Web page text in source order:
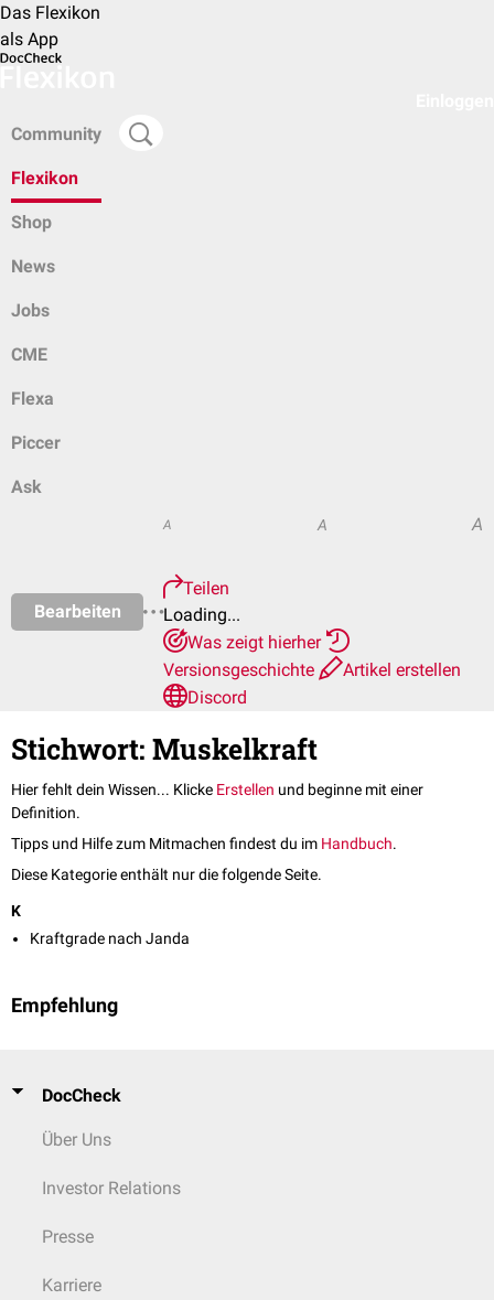
Das Flexikon
als App
Community
Flexikon
Shop
News
Jobs
CME
Flexa
Piccer
Ask
Bearbeiten
A A A
Teilen
Loading...
Was zeigt hierher
Versionsgeschichte
Artikel erstellen
Discord
Stichwort: Muskelkraft
Hier fehlt dein Wissen... Klicke Erstellen und beginne mit einer
Definition.
Tipps und Hilfe zum Mitmachen findest du im Handbuch.
Diese Kategorie enthält nur die folgende Seite.
K
Kraftgrade nach Janda
Empfehlung
DocCheck
Über Uns
Investor Relations
Presse
Karriere